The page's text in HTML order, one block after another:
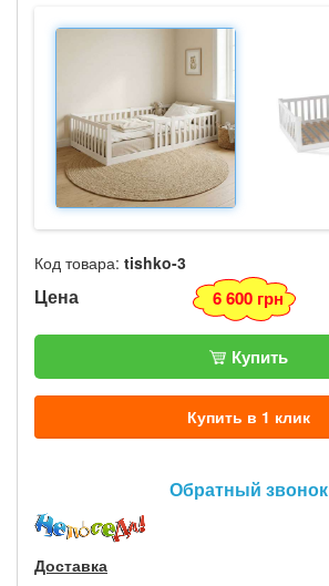
Код товара: tishko-3
Цена 6 600 грн
Купить
Купить в 1 клик
Обратный звонок
Доставка